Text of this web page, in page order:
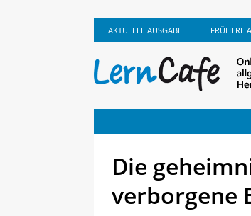
AKTUELLE AUSGABE FRÜHERE
Die
verborgene